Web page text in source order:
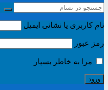
نام کاربری یا نشانی ایمیل
رمز عبور
مرا به خاطر بسپار